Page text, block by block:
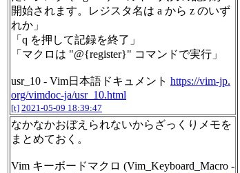
開始されます。レジスタ名は a から z のいず
れか」
「q を押して記録を終了」
「マクロは "@{register}" コマンドで実行」
usr_10 - Vim日本語ドキュメント https://vim-jp.
org/vimdoc-ja/usr_10.html
[t] 2021-05-09 18:39:47
なかなかおぼえられないからざっくりメモを
まとめておく。
Vim キーボードマクロ (Vim_Keyboard_Macro -